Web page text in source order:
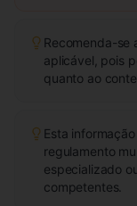
Recomenda-se
aplicável, pois
quanto ao
Esta
regulamento
especializado
competentes.